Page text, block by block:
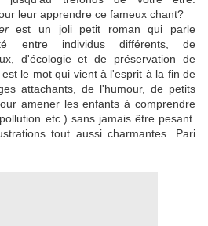
leur apprendre ce fameux chant?
est un joli petit roman qui parle
entre individus différents, de
d'écologie et de préservation de
le mot qui vient à l'esprit à la fin de
attachants, de l'humour, de petits
amener les enfants à comprendre
etc.) sans jamais être pesant.
tout aussi charmantes. Pari